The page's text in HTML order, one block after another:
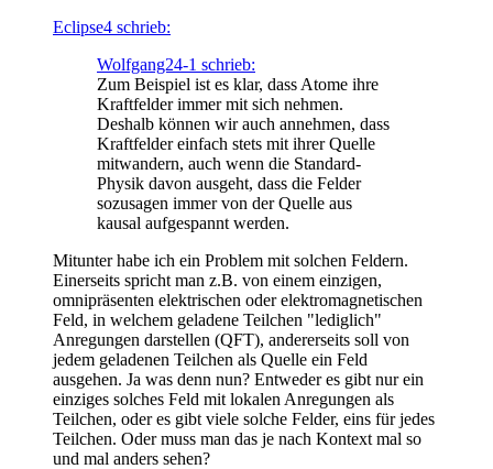
Eclipse4 schrieb:
Wolfgang24-1 schrieb:
Zum Beispiel ist es klar, dass Atome ihre
Kraftfelder immer mit sich nehmen.
Deshalb können wir auch annehmen, dass
Kraftfelder einfach stets mit ihrer Quelle
mitwandern, auch wenn die Standard-
Physik davon ausgeht, dass die Felder
sozusagen immer von der Quelle aus
kausal aufgespannt werden.
Mitunter habe ich ein Problem mit solchen Feldern.
Einerseits spricht man z.B. von einem einzigen,
omnipräsenten elektrischen oder elektromagnetischen
Feld, in welchem geladene Teilchen "lediglich"
Anregungen darstellen (QFT), andererseits soll von
jedem geladenen Teilchen als Quelle ein Feld
ausgehen. Ja was denn nun? Entweder es gibt nur ein
einziges solches Feld mit lokalen Anregungen als
Teilchen, oder es gibt viele solche Felder, eins für jedes
Teilchen. Oder muss man das je nach Kontext mal so
und mal anders sehen?